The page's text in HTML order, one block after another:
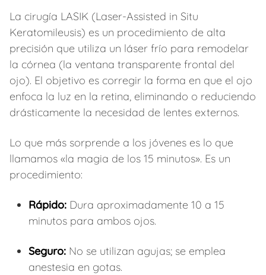
La cirugía LASIK (Laser-Assisted in Situ
Keratomileusis) es un procedimiento de alta
precisión que utiliza un láser frío para remodelar
la córnea (la ventana transparente frontal del
ojo). El objetivo es corregir la forma en que el ojo
enfoca la luz en la retina, eliminando o reduciendo
drásticamente la necesidad de lentes externos.
Lo que más sorprende a los jóvenes es lo que
llamamos «la magia de los 15 minutos». Es un
procedimiento:
Rápido: Dura aproximadamente 10 a 15
minutos para ambos ojos.
Seguro: No se utilizan agujas; se emplea
anestesia en gotas.